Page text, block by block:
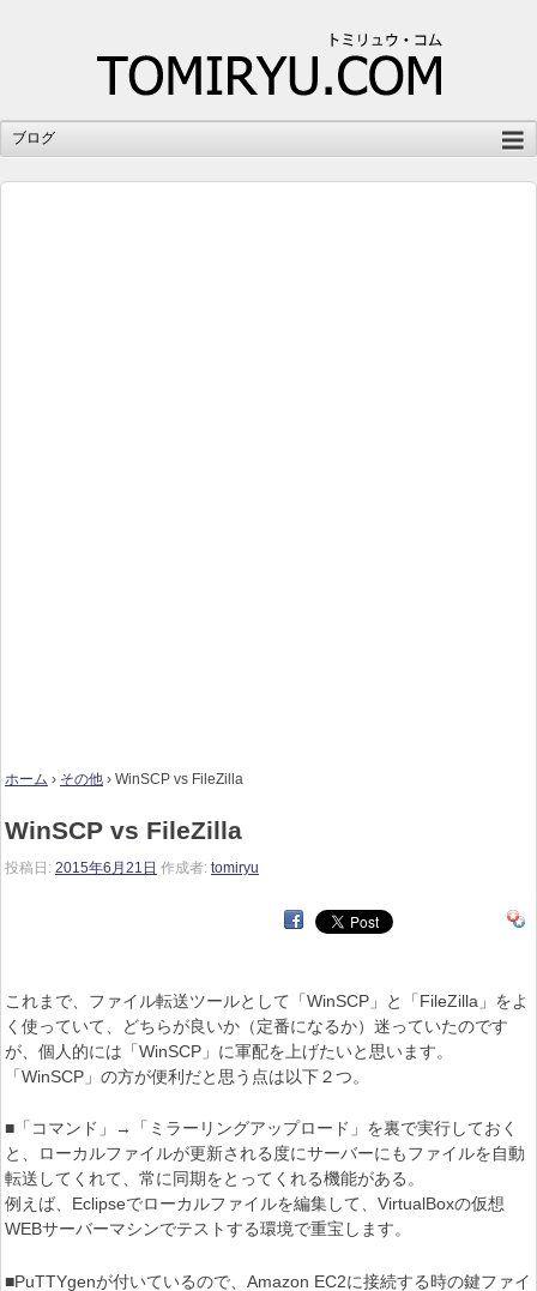
ホーム › その他 › WinSCP vs FileZilla
WinSCP vs FileZilla
投稿日: 2015年6月21日 作成者: tomiryu
これまで、ファイル転送ツールとして「WinSCP」と「FileZilla」をよ
く使っていて、どちらが良いか（定番になるか）迷っていたのです
が、個人的には「WinSCP」に軍配を上げたいと思います。
「WinSCP」の方が便利だと思う点は以下２つ。
■「コマンド」→「ミラーリングアップロード」を裏で実行しておく
と、ローカルファイルが更新される度にサーバーにもファイルを自動
転送してくれて、常に同期をとってくれる機能がある。
例えば、Eclipseでローカルファイルを編集して、VirtualBoxの仮想
WEBサーバーマシンでテストする環境で重宝します。
■PuTTYgenが付いているので、Amazon EC2に接続する時の鍵ファイ